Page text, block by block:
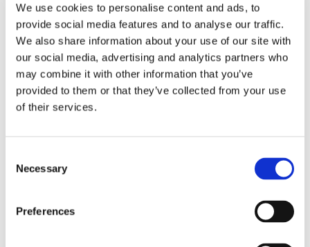
We use cookies to personalise content and ads, to
provide social media features and to analyse our traffic.
We also share information about your use of our site with
our social media, advertising and analytics partners who
may combine it with other information that you’ve
provided to them or that they’ve collected from your use
of their services.
Selection
Necessary
Preferences
を解決することが期待されている。
エクスペリエンス